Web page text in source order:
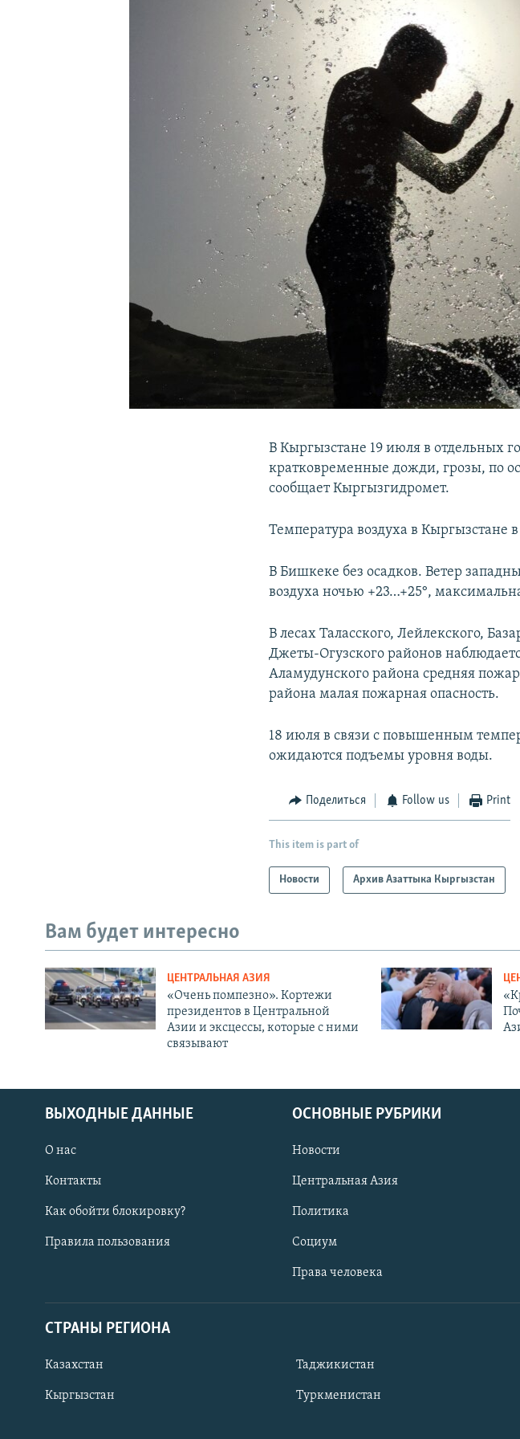
В Кыргызстане 19 июля в отдельных
кратковременные дожди, грозы, по
сообщает Кыргызгидромет.
Температура воздуха в Кыргызстане
В Бишкеке без осадков. Ветер
воздуха ночью +23…+25°,
В лесах Таласского, Лейлекского,
Джеты-Огузского районов
Аламудунского района средняя
района малая пожарная опасность.
18 июля в связи с повышенным
ожидаются подъемы уровня воды.
Поделиться Follow us Print
This item is part of
Новости Архив Азаттыка Кыргызстан
Вам будет интересно
ЦЕНТРАЛЬНАЯ АЗИЯ
«Очень помпезно». Кортежи
президентов в Центральной
Азии и эксцессы, которые с ними
связывают
ВЫХОДНЫЕ ДАННЫЕ
О нас
Контакты
Как обойти блокировку?
Правила пользования
ОСНОВНЫЕ РУБРИКИ
Новости
Центральная Азия
Политика
Социум
Права человека
СТРАНЫ РЕГИОНА
Казахстан
Кыргызстан
Таджикистан
Туркменистан